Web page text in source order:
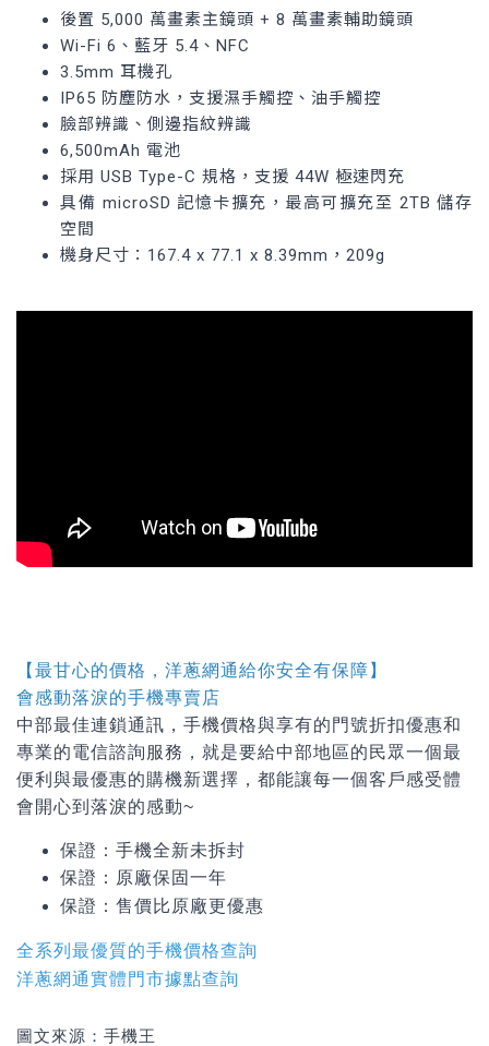
後置 5,000 萬畫素主鏡頭 + 8 萬畫素輔助鏡頭
Wi-Fi 6、藍牙 5.4、NFC
3.5mm 耳機孔
IP65 防塵防水，支援濕手觸控、油手觸控
臉部辨識、側邊指紋辨識
6,500mAh 電池
採用 USB Type-C 規格，支援 44W 極速閃充
具備 microSD 記憶卡擴充，最高可擴充至 2TB 儲存
空間
機身尺寸：167.4 x 77.1 x 8.39mm，209g
【最甘心的價格，洋蔥網通給你安全有保障】
會感動落淚的手機專賣店
中部最佳連鎖通訊，手機價格與享有的門號折扣優惠和
專業的電信諮詢服務，就是要給中部地區的民眾一個最
便利與最優惠的購機新選擇，都能讓每一個客戶感受體
會開心到落淚的感動~
保證：手機全新未拆封
保證：原廠保固一年
保證： 售價比原廠更優惠
全系列最優質的手機價格查詢
洋蔥網通實體門市據點查詢
圖文來源：手機王